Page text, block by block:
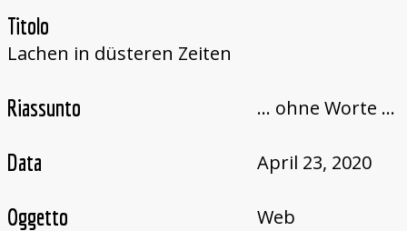
Titolo
Lachen in düsteren Zeiten
Riassunto ... ohne Worte ...
Data April 23, 2020
Oggetto Web